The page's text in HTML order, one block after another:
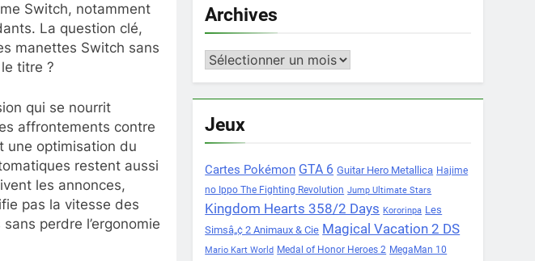
Switch, notamment
La question clé,
manettes Switch sans
titre ?
qui se nourrit
affrontements contre
une optimisation du
restent aussi
les annonces,
pas la vitesse des
perdre l’ergonomie
Archives
Archives
Jeux
Cartes Pokémon GTA 6 Guitar Hero Metallica Hajime
no Ippo The Fighting Revolution Jump Ultimate Stars
Kingdom Hearts 358/2 Days Kororinpa Les
Simsâ„¢ 2 Animaux & Cie Magical Vacation 2 DS
Mario Kart World Medal of Honor Heroes 2 MegaMan 10